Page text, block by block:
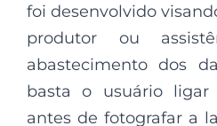
foi desenvolvido
produtor ou
abastecimento dos
basta o usuário
antes de fotografar a